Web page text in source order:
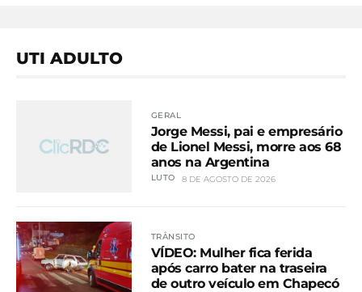
UTI ADULTO
GERAL
Jorge Messi, pai e empresário
de Lionel Messi, morre aos 68
anos na Argentina
LUTO 8 DE AGOSTO DE 2026
TRÂNSITO
VÍDEO: Mulher fica ferida
após carro bater na traseira
de outro veículo em Chapecó